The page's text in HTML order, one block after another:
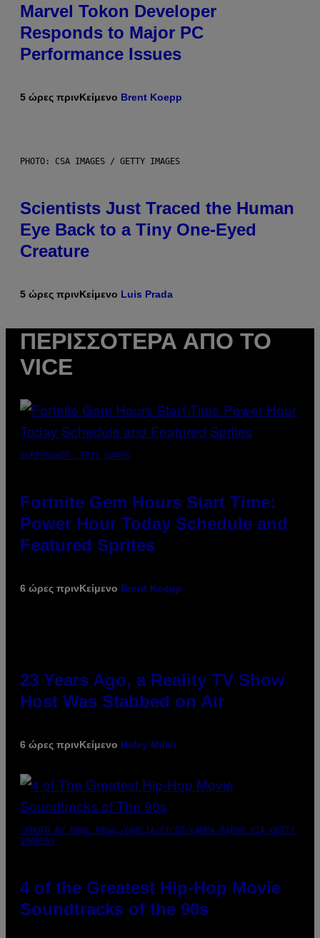
Marvel Tokon Developer
Responds to Major PC
Performance Issues
5 ώρες πρινΚείμενο Brent Koepp
PHOTO: CSA IMAGES / GETTY IMAGES
Scientists Just Traced the Human
Eye Back to a Tiny One-Eyed
Creature
5 ώρες πρινΚείμενο Luis Prada
ΠΕΡΙΣΣΌΤΕΡΑ ΑΠΌ ΤΟ
VICE
SCREENSHOT: EPIC GAMES
Fortnite Gem Hours Start Time:
Power Hour Today Schedule and
Featured Sprites
6 ώρες πρινΚείμενο Brent Koepp
23 Years Ago, a Reality TV Show
Host Was Stabbed on Air
6 ώρες πρινΚείμενο Haley Miller
(PHOTO BY POOL ARNAL/GARCIA/PICOT/GAMMA-RAPHO VIA GETTY
IMAGES)
4 of the Greatest Hip-Hop Movie
Soundtracks of the 90s